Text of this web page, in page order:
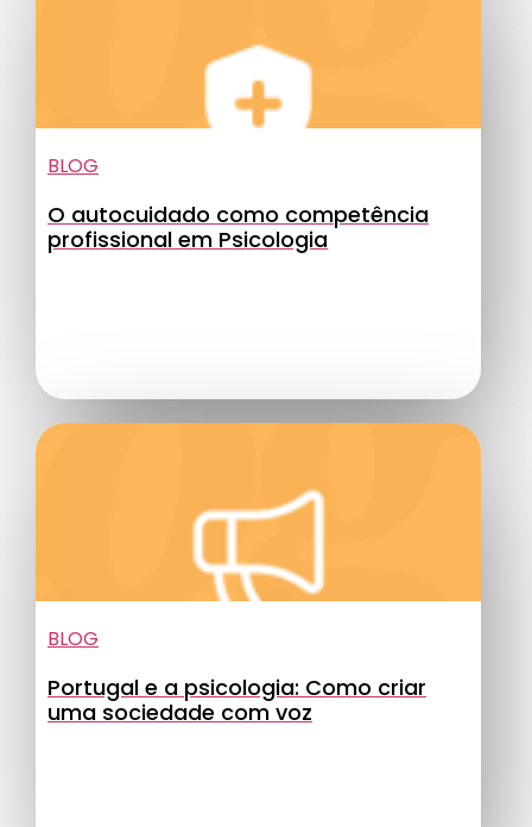
BLOG
O autocuidado como competência
profissional em Psicologia
BLOG
Portugal e a psicologia: Como criar
uma sociedade com voz